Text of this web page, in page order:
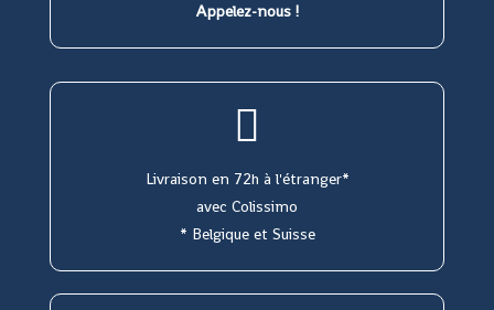
Appelez-nous !
Livraison en 72h à l'étranger*
avec Colissimo
* Belgique et Suisse